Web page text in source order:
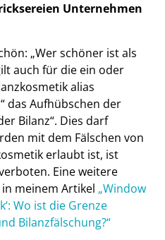
Unternehmen
„Wer schöner ist als
auch für die ein oder
alias
das Aufhübschen der
Bilanz“. Dies darf
mit dem Fälschen von
erlaubt ist, ist
Eine weitere
meinem Artikel „Window
Wo ist die Grenze
Bilanzfälschung?“